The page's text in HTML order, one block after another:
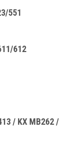
551
612
/ KX MB262 /